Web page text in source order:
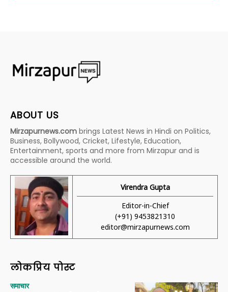
ABOUT US
Mirzapurnews.com brings Latest News in Hindi on Politics,
Business, Bollywood, Cricket, Lifestyle, Education,
Entertainment, sports and more from Mirzapur and is
accessible around the world.
Virendra Gupta
Editor-in-Chief
(+91) 9453821310
editor@mirzapurnews.com
लोकप्रिय पोस्ट
समाचार